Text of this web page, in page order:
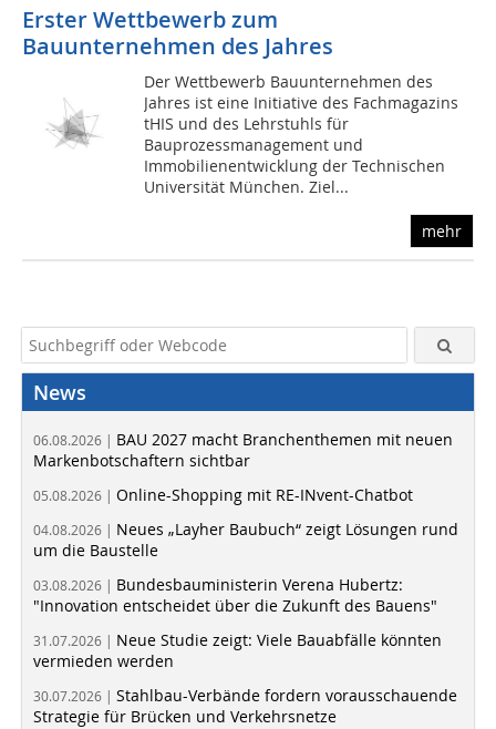
Erster Wettbewerb zum
Bauunternehmen des Jahres
Der Wettbewerb Bauunternehmen des
Jahres ist eine Initiative des Fachmagazins
tHIS und des Lehrstuhls für
Bauprozessmanagement und
Immobilienentwicklung der Technischen
Universität München. Ziel...
mehr
News
06.08.2026 | BAU 2027 macht Branchenthemen mit neuen
Markenbotschaftern sichtbar
05.08.2026 | Online-Shopping mit RE-INvent-Chatbot
04.08.2026 | Neues „Layher Baubuch“ zeigt Lösungen rund
um die Baustelle
03.08.2026 | Bundesbauministerin Verena Hubertz:
"Innovation entscheidet über die Zukunft des Bauens"
31.07.2026 | Neue Studie zeigt: Viele Bauabfälle könnten
vermieden werden
30.07.2026 | Stahlbau-Verbände fordern vorausschauende
Strategie für Brücken und Verkehrsnetze